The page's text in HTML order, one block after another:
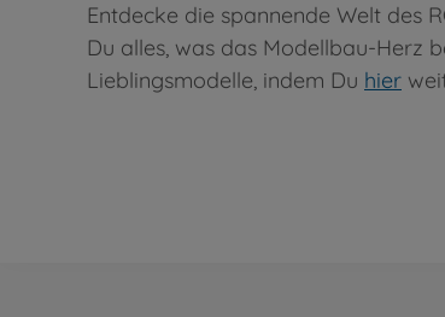
Entdecke die spannende Welt des
Du alles, was das Modellbau-Herz
Lieblingsmodelle, indem Du hier